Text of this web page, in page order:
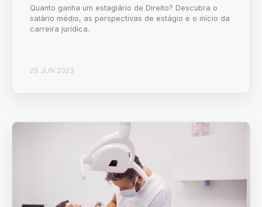
Quanto ganha um estagiário de Direito? Descubra o
salário médio, as perspectivas de estágio e o início da
carreira jurídica.
29 JUN 2023